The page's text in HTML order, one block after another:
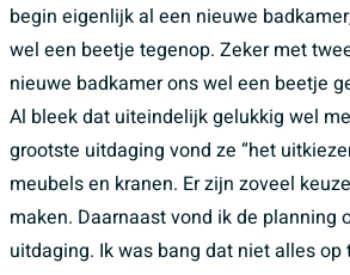
begin eigenlijk al een nieuwe
wel een beetje tegenop. Zeker met
nieuwe badkamer ons wel een beetje
Al bleek dat uiteindelijk gelukkig wel
grootste uitdaging vond ze “het
meubels en kranen. Er zijn zoveel
maken. Daarnaast vond ik de planning
uitdaging. Ik was bang dat niet alles op